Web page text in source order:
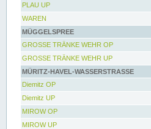
PLAU UP
WAREN
MÜGGELSPREE
GROSSE TRÄNKE WEHR OP
GROSSE TRÄNKE WEHR UP
MÜRITZ-HAVEL-WASSERSTRASSE
Diemitz OP
Diemitz UP
MIROW OP
MIROW UP